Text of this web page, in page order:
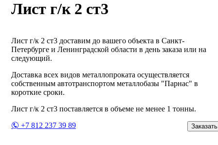
Лист г/к 2 ст3
Лист г/к 2 ст3 доставим до вашего объекта в Санкт-
Петербурге и Ленинградской области в день заказа или на
следующий.
Доставка всех видов металлопроката осуществляется
собственным автотранспортом металлобазы "Парнас" в
короткие сроки.
Лист г/к 2 ст3 поставляется в объеме не менее 1 тонны.
+7 812 237 39 89
Заказать